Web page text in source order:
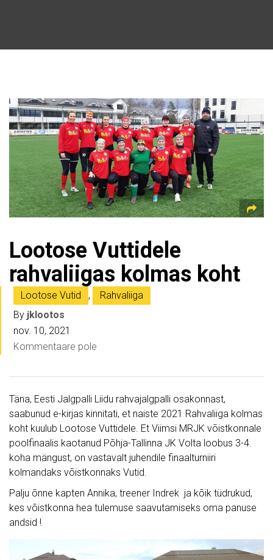
Lootose Vuttidele
rahvaliigas kolmas koht
Lootose Vutid ,
Rahvaliiga
By jklootos
nov. 10, 2021
Kommentaare pole
Täna, Eesti Jalgpalli Liidu rahvajalgpalli osakonnast,
saabunud e-kirjas kinnitati, et naiste 2021 Rahvaliiga kolmas
koht kuulub Lootose Vuttidele. Et Viimsi MRJK võistkonnale
poolfinaalis kaotanud Põhja-Tallinna JK Volta loobus 3-4.
koha mängust, on vastavalt juhendile finaalturniiri
kolmandaks võistkonnaks Vutid.
Palju õnne kapten Annika, treener Indrek ja kõik tüdrukud,
kes võistkonna hea tulemuse saavutamiseks oma panuse
andsid !